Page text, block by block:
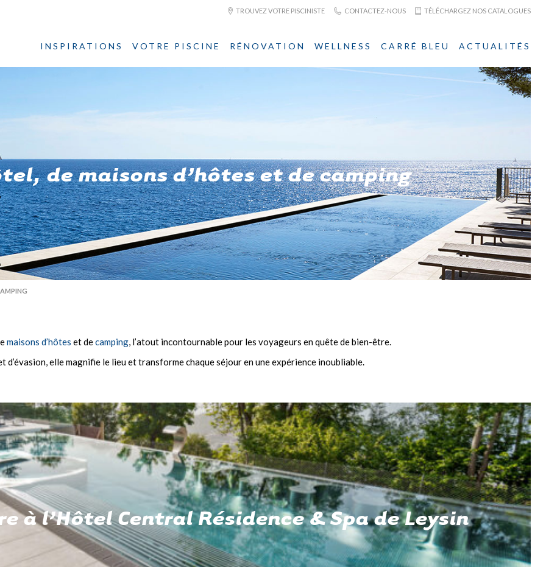
TROUVEZ VOTRE PISCINISTE CONTACTEZ-NOUS TÉLÉCHARGEZ NOS CATALOGUES
INSPIRATIONS VOTRE PISCINE RÉNOVATION WELLNESS CARRÉ BLEU ACTUALITÉS
de maisons d’hôtes et de camping
maisons d’hôtes et decamping, l’atout incontournable pour les voyageurs en quête de bien-être.
d’évasion, elle magnifie le lieu et transforme chaque séjour en une expérience inoubliable.
à l’Hôtel Central Résidence & Spa de Leysin